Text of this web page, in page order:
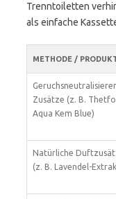
Trenntoiletten
als einfache
METHODE /
Zusätze (z. B.
Aqua Kem Blue)
Natürliche
(z. B. Lavendel-